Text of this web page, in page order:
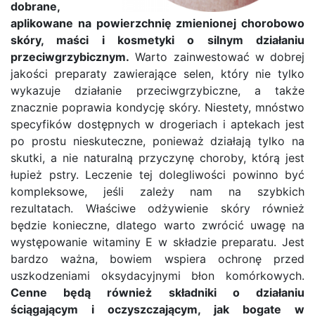
dobrane,
aplikowane na powierzchnię zmienionej chorobowo
skóry, maści i kosmetyki o silnym działaniu
przeciwgrzybicznym. Warto zainwestować w dobrej
jakości preparaty zawierające selen, który nie tylko
wykazuje działanie przeciwgrzybiczne, a także
znacznie poprawia kondycję skóry. Niestety, mnóstwo
specyfików dostępnych w drogeriach i aptekach jest
po prostu nieskuteczne, ponieważ działają tylko na
skutki, a nie naturalną przyczynę choroby, którą jest
łupież pstry. Leczenie tej dolegliwości powinno być
kompleksowe, jeśli zależy nam na szybkich
rezultatach. Właściwe odżywienie skóry również
będzie konieczne, dlatego warto zwrócić uwagę na
występowanie witaminy E w składzie preparatu. Jest
bardzo ważna, bowiem wspiera ochronę przed
uszkodzeniami oksydacyjnymi błon komórkowych.
Cenne będą również składniki o działaniu
ściągającym i oczyszczającym, jak bogate w